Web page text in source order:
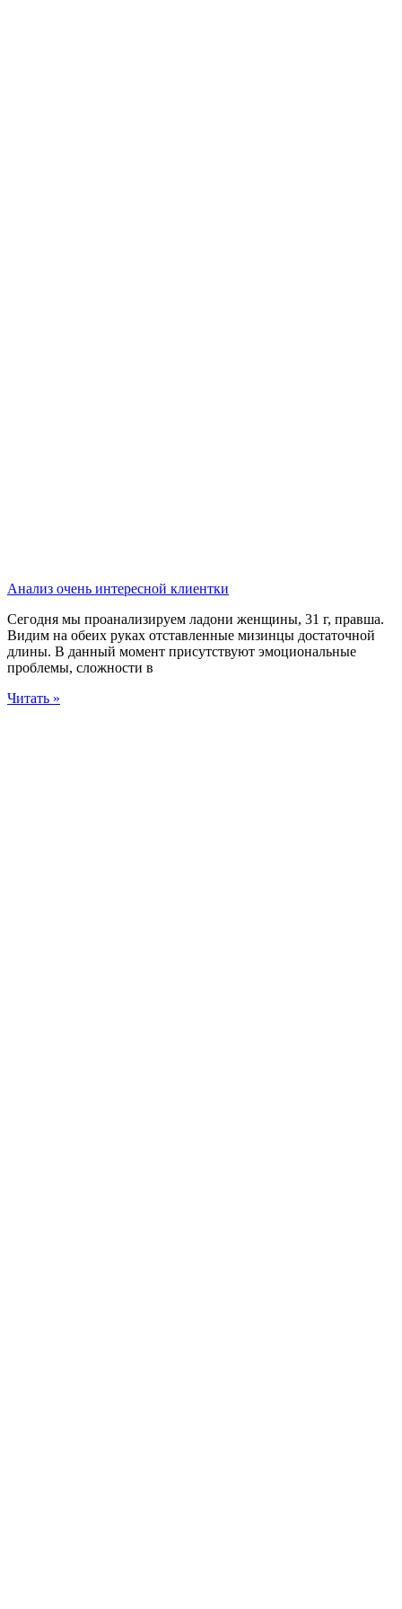
Анализ очень интересной клиентки
Сегодня мы проанализируем ладони женщины, 31 г, правша.
Видим на обеих руках отставленные мизинцы достаточной
длины. В данный момент присутствуют эмоциональные
проблемы, сложности в
Читать »